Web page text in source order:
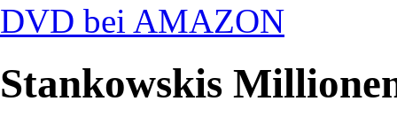
DVD bei AMAZON
Stankowskis